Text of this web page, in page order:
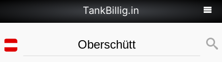
TankBillig.in